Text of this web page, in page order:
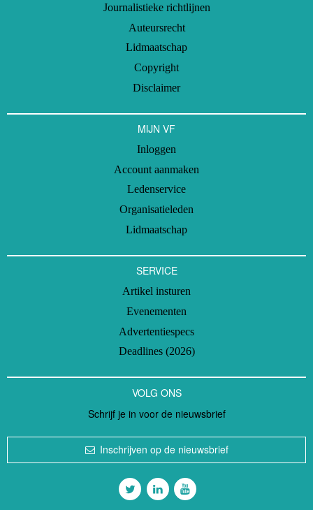
Journalistieke richtlijnen
Auteursrecht
Lidmaatschap
Copyright
Disclaimer
MIJN VF
Inloggen
Account aanmaken
Ledenservice
Organisatieleden
Lidmaatschap
SERVICE
Artikel insturen
Evenementen
Advertentiespecs
Deadlines (2026)
VOLG ONS
Schrijf je in voor de nieuwsbrief
Inschrijven op de nieuwsbrief